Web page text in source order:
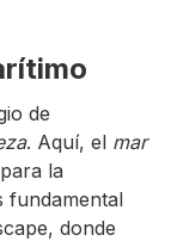
de
. Aquí, el mar
la
fundamental
donde